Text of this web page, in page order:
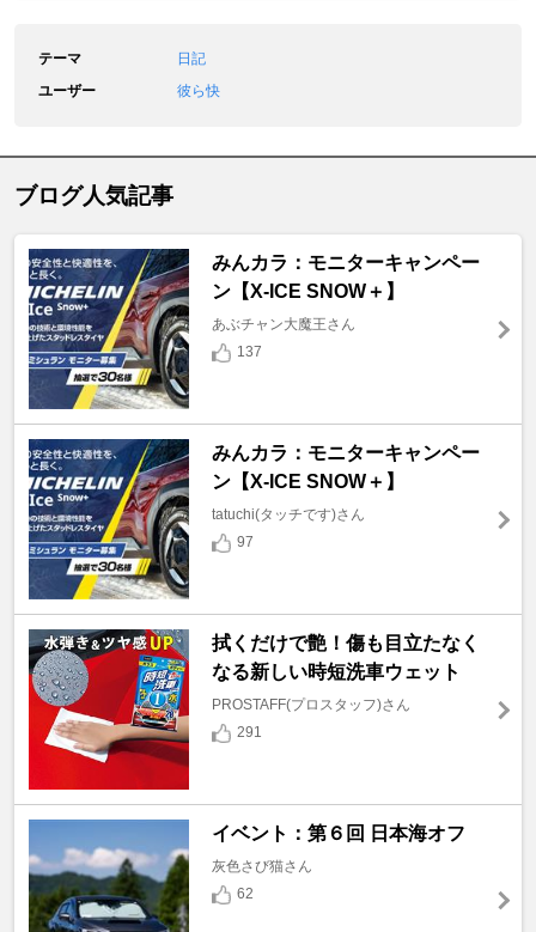
テーマ
日記
ユーザー
彼ら快
ブログ人気記事
みんカラ：モニターキャンペー
ン【X-ICE SNOW＋】
あぶチャン大魔王さん
137
みんカラ：モニターキャンペー
ン【X-ICE SNOW＋】
tatuchi(タッチです)さん
97
拭くだけで艶！傷も目立たなく
なる新しい時短洗車ウェット
PROSTAFF(プロスタッフ)さん
291
イベント：第６回 日本海オフ
灰色さび猫さん
62